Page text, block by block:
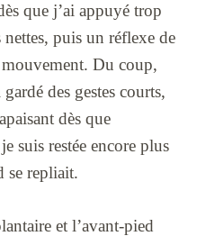
que j’ai appuyé trop
nettes, puis un réflexe de
Du coup,
des gestes courts,
dès que
suis restée encore plus
se repliait.
et l’avant-pied